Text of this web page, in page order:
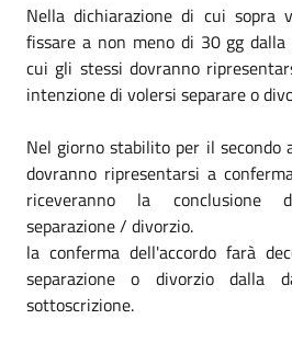
Nella dichiarazione di cui sopra
fissare a non meno di 30 gg
cui gli stessi dovranno
intenzione di volersi separare o
Nel giorno stabilito per il secondo
dovranno ripresentarsi a
riceveranno la conclusione
separazione / divorzio.
la conferma dell'accordo farà
separazione o divorzio dalla
sottoscrizione.